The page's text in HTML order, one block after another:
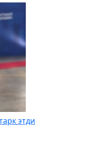
этди